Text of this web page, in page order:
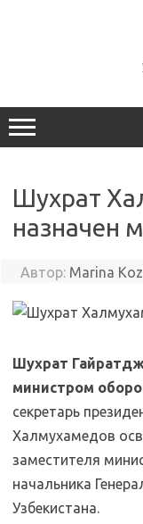
Шухрат
назначен
Автор: Marina
Шухрат
министром
секретарь
Халмухамедов
заместителя
начальника
Узбекистана.